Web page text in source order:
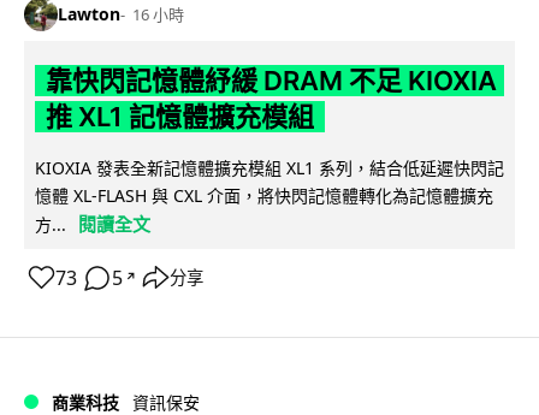
Lawton 16 小時
靠快閃記憶體紓緩 DRAM 不足 KIOXIA
推 XL1 記憶體擴充模組
KIOXIA 發表全新記憶體擴充模組 XL1 系列，結合低延遲快閃記
憶體 XL-FLASH 與 CXL 介面，將快閃記憶體轉化為記憶體擴充
方...
閱讀全文
73 5 ↗ 分享
商業科技 資訊保安